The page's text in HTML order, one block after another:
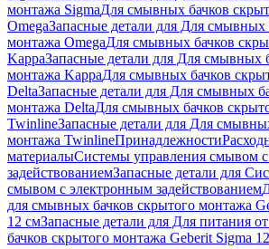
монтажа SigmaДля смывных бачков
OmegaЗапасные детали для Для смывных
монтажа OmegaДля смывных бачков
KappaЗапасные детали для Для смывных
монтажа KappaДля смывных бачков
DeltaЗапасные детали для Для смывных
монтажа DeltaДля смывных бачков
TwinlineЗапасные детали для Для
монтажа TwinlineПринадлежности
материалыСистемы управления смывом
задействованиемЗапасные детали для
смывом с электронным задействованием
для смывных бачков скрытого монтажа
12 смЗапасные детали для Для питания
бачков скрытого монтажа Geberit Sigma